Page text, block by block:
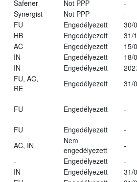
Safener Not PPP
-
Synergist Not PPP
-
FU Engedélyezett
30/
HB Engedélyezett
31/
AC Engedélyezett
15/
IN Engedélyezett
18/
IN Engedélyezett
FU, AC,
RE
Engedélyezett
31/
FU Engedélyezett -
FU Engedélyezett
-
AC, IN
Nem
engedélyezett
-
- Engedélyezett
-
IN Engedélyezett
31/